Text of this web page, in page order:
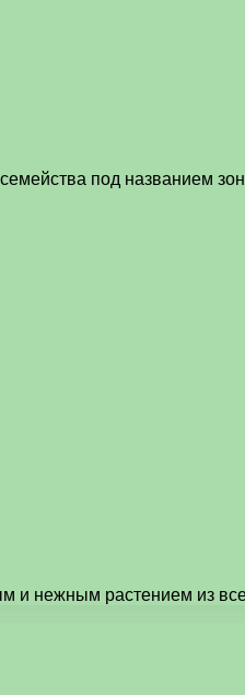
под названием
нежным растением из